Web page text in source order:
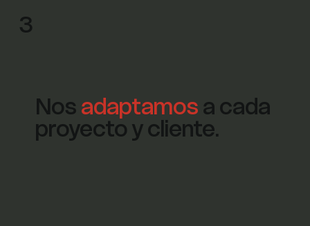
3
Nosadaptamosa cada
proyecto y cliente.